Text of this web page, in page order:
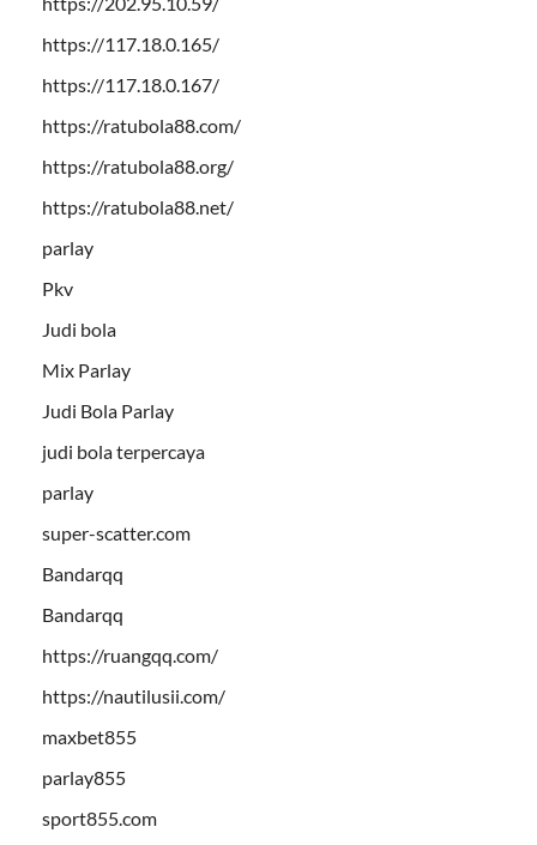
https://117.18.0.165/
https://117.18.0.167/
https://ratubola88.com/
https://ratubola88.org/
https://ratubola88.net/
parlay
Pkv
Judi bola
Mix Parlay
Judi Bola Parlay
judi bola terpercaya
parlay
super-scatter.com
Bandarqq
Bandarqq
https://ruangqq.com/
https://nautilusii.com/
maxbet855
parlay855
sport855.com